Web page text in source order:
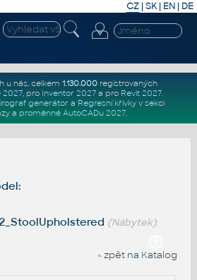
CZ | SK| EN | DE
u nás, celkem 1.130.000registrovaných
2027, pro Inventor 2027a pro Revit 2027.
generátor a Regresní křivkyv sekci
a proměnné AutoCADu 2027.
(Nábytek)
« zpět na Katalog